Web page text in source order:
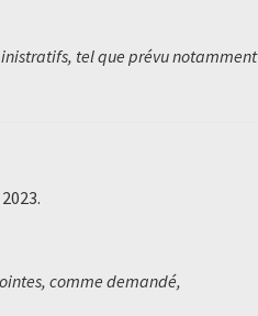
tel que prévu notamment
.
comme demandé,